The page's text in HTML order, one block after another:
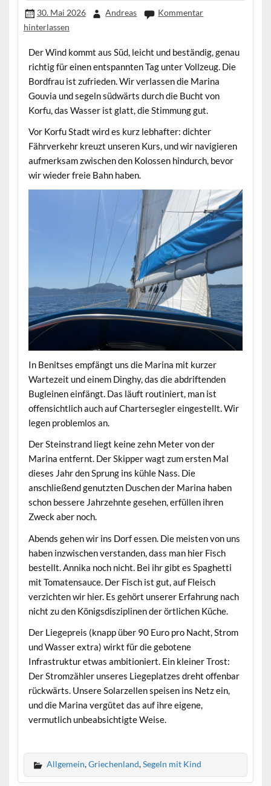
30. Mai 2026 Andreas
Kommentar
hinterlassen
Der Wind kommt aus Süd, leicht und beständig, genau
richtig für einen entspannten Tag unter Vollzeug. Die
Bordfrau ist zufrieden. Wir verlassen die Marina
Gouvia und segeln südwärts durch die Bucht von
Korfu, das Wasser ist glatt, die Stimmung gut.
Vor Korfu Stadt wird es kurz lebhafter: dichter
Fährverkehr kreuzt unseren Kurs, und wir navigieren
aufmerksam zwischen den Kolossen hindurch, bevor
wir wieder freie Bahn haben.
In Benitses empfängt uns die Marina mit kurzer
Wartezeit und einem Dinghy, das die abdriftenden
Bugleinen einfängt. Das läuft routiniert, man ist
offensichtlich auch auf Chartersegler eingestellt. Wir
legen problemlos an.
Der Steinstrand liegt keine zehn Meter von der
Marina entfernt. Der Skipper wagt zum ersten Mal
dieses Jahr den Sprung ins kühle Nass. Die
anschließend genutzten Duschen der Marina haben
schon bessere Jahrzehnte gesehen, erfüllen ihren
Zweck aber noch.
Abends gehen wir ins Dorf essen. Die meisten von uns
haben inzwischen verstanden, dass man hier Fisch
bestellt. Annika noch nicht. Bei ihr gibt es Spaghetti
mit Tomatensauce. Der Fisch ist gut, auf Fleisch
verzichten wir hier. Es gehört unserer Erfahrung nach
nicht zu den Königsdisziplinen der örtlichen Küche.
Der Liegepreis (knapp über 90 Euro pro Nacht, Strom
und Wasser extra) wirkt für die gebotene
Infrastruktur etwas ambitioniert. Ein kleiner Trost:
Der Stromzähler unseres Liegeplatzes dreht offenbar
rückwärts. Unsere Solarzellen speisen ins Netz ein,
und die Marina vergütet das auf ihre eigene,
vermutlich unbeabsichtigte Weise.
Allgemein,Griechenland,Segeln mit Kind